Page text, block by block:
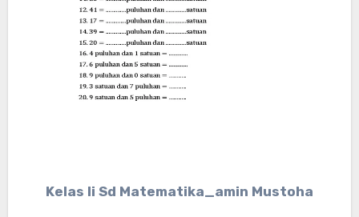
Kelas Ii Sd Matematika_amin Mustoha